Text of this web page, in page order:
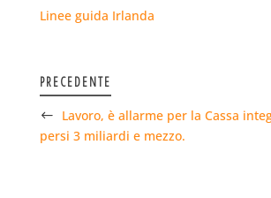
Linee guida Irlanda
PRECEDENTE
Lavoro, è allarme per la Cassa
persi 3 miliardi e mezzo.